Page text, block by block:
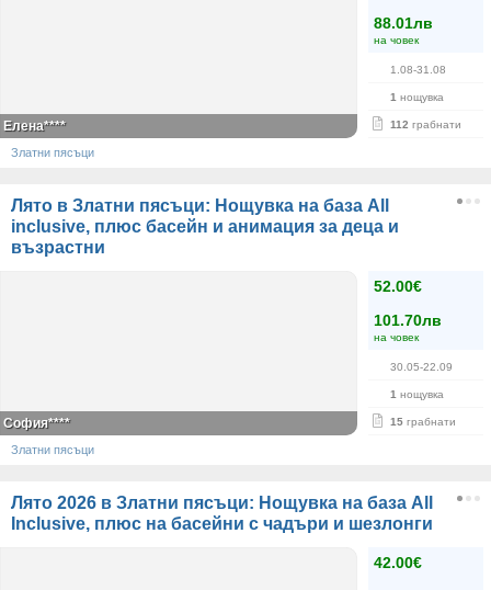
88.01лв
на човек
1.08-31.08
1 нощувка
112 грабнати
Елена****
Златни пясъци
Лято в Златни пясъци: Нощувка на база Аll
inclusive, плюс басейн и анимация за деца и
възрастни
52.00€
101.70лв
на човек
30.05-22.09
1 нощувка
15 грабнати
София****
Златни пясъци
Лято 2026 в Златни пясъци: Нощувка на база All
Inclusive, плюс на басейни с чадъри и шезлонги
42.00€